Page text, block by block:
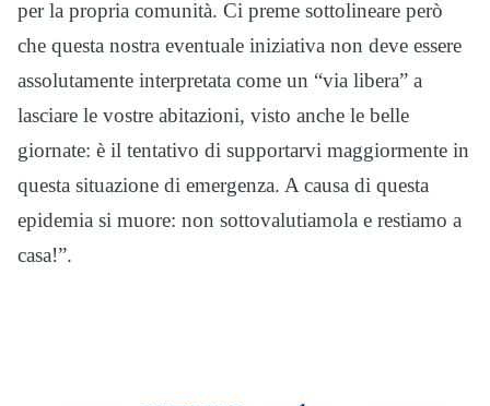
per la propria comunità. Ci preme sottolineare però
che questa nostra eventuale iniziativa non deve essere
assolutamente interpretata come un “via libera” a
lasciare le vostre abitazioni, visto anche le belle
giornate: è il tentativo di supportarvi maggiormente in
questa situazione di emergenza. A causa di questa
epidemia si muore: non sottovalutiamola e restiamo a
casa!”.